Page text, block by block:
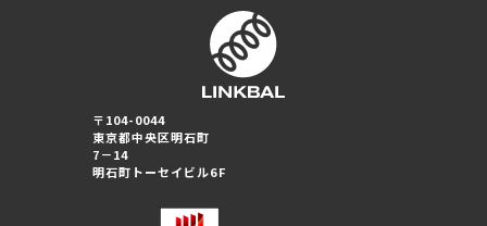
婚活パーティー（大阪）
〒104-0044
東京都中央区明石町
7－14
明石町トーセイビル6F